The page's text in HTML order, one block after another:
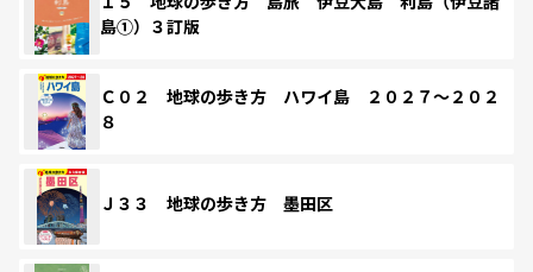
島①）３訂版
Ｃ０２ 地球の歩き方 ハワイ島 ２０２７～２０２
８
Ｊ３３ 地球の歩き方 墨田区